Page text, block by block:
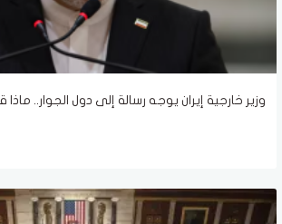
وزير خارجية إيران يوجه رسالة إلى دول الجوار.. ماذا